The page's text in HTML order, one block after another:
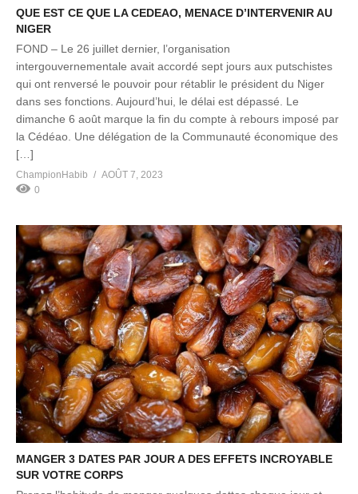
QUE EST CE QUE LA CEDEAO, MENACE D’INTERVENIR AU
NIGER
FOND – Le 26 juillet dernier, l’organisation
intergouvernementale avait accordé sept jours aux putschistes
qui ont renversé le pouvoir pour rétablir le président du Niger
dans ses fonctions. Aujourd’hui, le délai est dépassé. Le
dimanche 6 août marque la fin du compte à rebours imposé par
la Cédéao. Une délégation de la Communauté économique des
[…]
ChampionHabib
AOÛT 7, 2023
0
MANGER 3 DATES PAR JOUR A DES EFFETS INCROYABLE
SUR VOTRE CORPS